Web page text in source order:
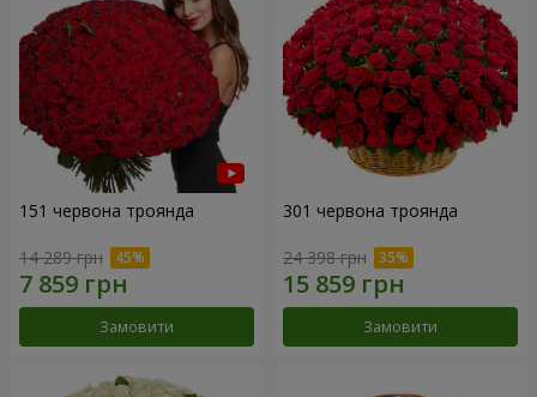
151 червона троянда
14 289 грн
Замовити
301 червона троянда
24 398 грн
Замовити